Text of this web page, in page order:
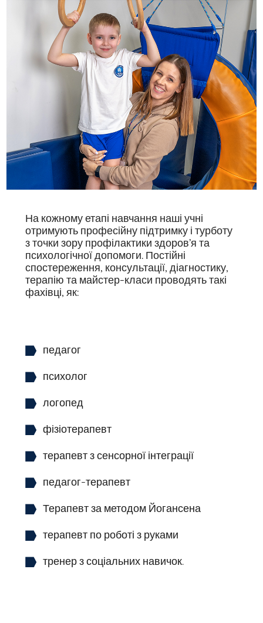
На кожному етапі навчання наші учні
отримують професійну підтримку і турботу
з точки зору профілактики здоров’я та
психологічної допомоги. Постійні
спостереження, консультації, діагностику,
терапію та майстер-класи проводять такі
фахівці, як:
педагог
психолог
логопед
фізіотерапевт
терапевт з сенсорної інтеграції
педагог-терапевт
Терапевт за методом Йогансена
терапевт по роботі з руками
тренер з соціальних навичок.